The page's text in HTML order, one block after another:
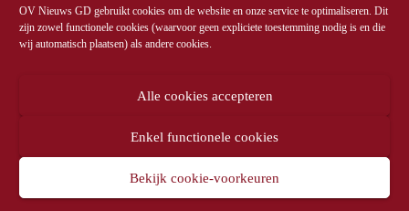
OV Nieuws GD gebruikt cookies om de website en onze service te optimaliseren. Dit
zijn zowel functionele cookies (waarvoor geen expliciete toestemming nodig is en die
wij automatisch plaatsen) als andere cookies.
Alle cookies accepteren
Enkel functionele cookies
Bekijk cookie-voorkeuren
© OV Nieuws GD - Privacyverklaring